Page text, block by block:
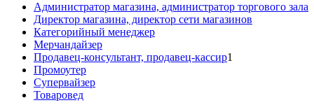
Администратор магазина, администратор торгового зала
Директор магазина, директор сети магазинов
Категорийный менеджер
Мерчандайзер
Продавец-консультант, продавец-кассир1
Промоутер
Супервайзер
Товаровед